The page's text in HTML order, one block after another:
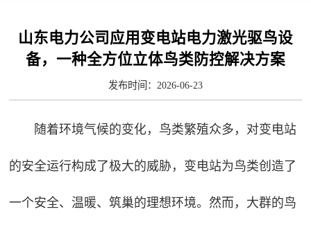
山东电力公司应用变电站电力激光驱鸟设
备，一种全方位立体鸟类防控解决方案
发布时间：2026-06-23
随着环境气候的变化，鸟类繁殖众多，对变电站
的安全运行构成了极大的威胁，变电站为鸟类创造了
一个安全、温暖、筑巢的理想环境。然而，大群的鸟